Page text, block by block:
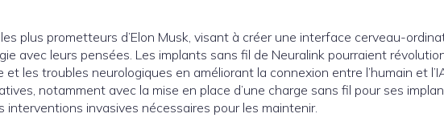
plus prometteurs d’Elon Musk, visant à créer une interface cerveau-
avec leurs pensées. Les implants sans fil de Neuralink pourraient
les troubles neurologiques en améliorant la connexion entre l’humain et
notamment avec la mise en place d’une charge sans fil pour ses
interventions invasives nécessaires pour les maintenir.